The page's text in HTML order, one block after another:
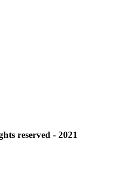
reserved - 2021